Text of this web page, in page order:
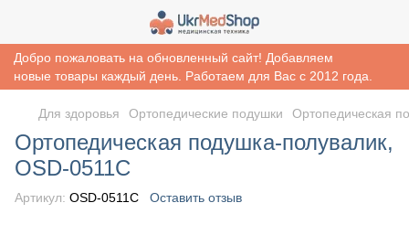
Добро пожаловать на обновленный сайт! Добавляем
новые товары каждый день. Работаем для Вас с 2012 года.
Для здоровья Ортопедические подушки Ортопедическая
Ортопедическая подушка-полувалик,
OSD-0511C
Артикул: OSD-0511C Оставить отзыв